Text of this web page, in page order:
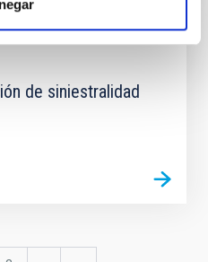
de siniestralidad